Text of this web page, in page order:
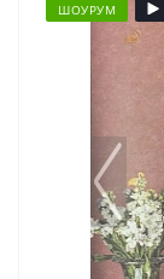
ШОУРУМ